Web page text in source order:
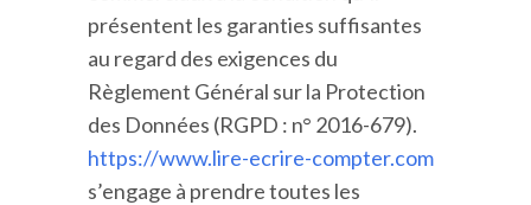
présentent les garanties suffisantes
au regard des exigences du
Règlement Général sur la Protection
des Données (RGPD : n° 2016-679).
https://www.lire-ecrire-compter.com
s’engage à prendre toutes les